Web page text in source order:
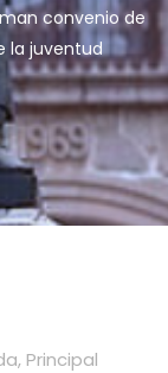
convenio de
la juventud
, Principal